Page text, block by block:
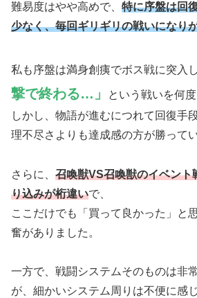
難易度はやや高めで、 特に序盤は回
少なく、毎回ギリギリの戦いになり
私も序盤は満身創痍でボス戦に突入
撃で終わる…」
という戦いを何
しかし、物語が進むにつれて回復手
理不尽さよりも達成感の方が勝って
さらに、 召喚獣VS召喚獣のイベント
り込みが桁違いで、
ここだけでも「買って良かった」と
奮がありました。
一方で、戦闘システムそのものは非
が、細かいシステム周りは不便に感